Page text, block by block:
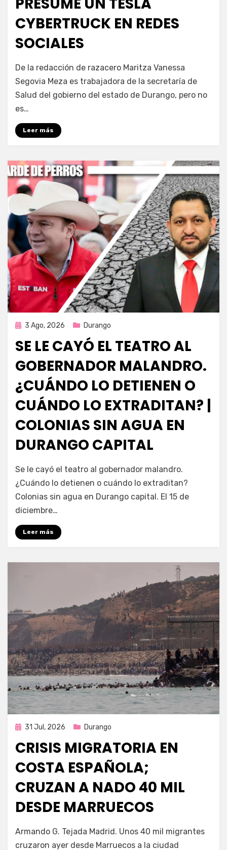
CYBERTRUCK EN REDES
SOCIALES
por Fernando Miranda Servín
De la redacción de razacero Maritza Vanessa
Segovia Meza es trabajadora de la secretaría de
Salud del gobierno del estado de Durango, pero no
es…
Leer más
Publicada
3 Ago, 2026 Durango
SE LE CAYÓ EL TEATRO AL
GOBERNADOR MALANDRO.
¿CUÁNDO LO DETIENEN O
CUÁNDO LO EXTRADITAN? |
COLONIAS SIN AGUA EN
DURANGO CAPITAL
por Fernando Miranda Servín
Se le cayó el teatro al gobernador malandro.
¿Cuándo lo detienen o cuándo lo extraditan?
Colonias sin agua en Durango capital. El 15 de
diciembre…
Leer más
Publicada
31 Jul, 2026 Durango
CRISIS MIGRATORIA EN
COSTA ESPAÑOLA;
CRUZAN A NADO 40 MIL
DESDE MARRUECOS
Fernando Miranda Servín
Armando G. Tejada Madrid. Unos 40 mil migrantes
cruzaron ayer desde Marruecos a la ciudad